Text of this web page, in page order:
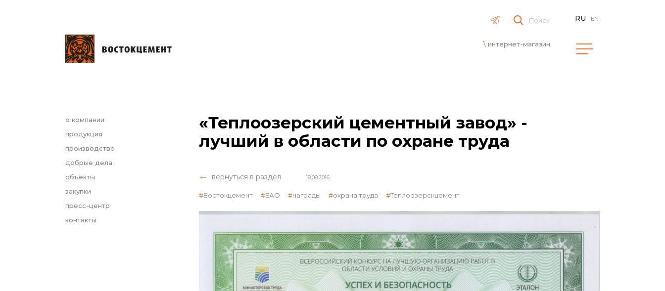
Поиск
интернет-магазин
RU EN
о компании
продукция
производство
добрые дела
объекты
закупки
пресс-центр
контакты
«Теплоозерский цементный завод» -
лучший в области по охране труда
вернуться в раздел 18.08.2016
Востокцемент ЕАО награды охрана труда Теплоозерскцемент